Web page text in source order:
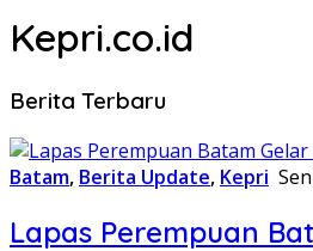
Kepri.co.id
Berita Terbaru
Batam, Berita Update, Kepri
Lapas Perempuan